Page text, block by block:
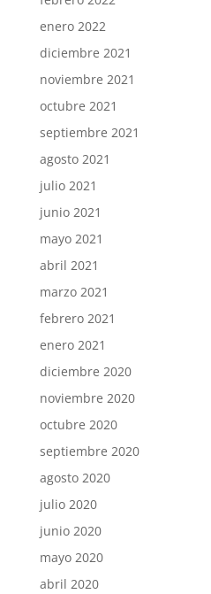
enero 2022
diciembre 2021
noviembre 2021
octubre 2021
septiembre 2021
agosto 2021
julio 2021
junio 2021
mayo 2021
abril 2021
marzo 2021
febrero 2021
enero 2021
diciembre 2020
noviembre 2020
octubre 2020
septiembre 2020
agosto 2020
julio 2020
junio 2020
mayo 2020
abril 2020